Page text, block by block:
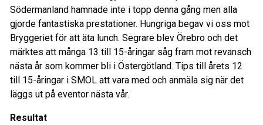
Södermanland hamnade inte i topp denna gång men alla
gjorde fantastiska prestationer. Hungriga begav vi oss mot
Bryggeriet för att äta lunch. Segrare blev Örebro och det
märktes att många 13 till 15-åringar såg fram mot revansch
nästa år som kommer bli i Östergötland. Tips till årets 12
till 15-åringar i SMOL att vara med och anmäla sig när det
läggs ut på eventor nästa vår.
Resultat